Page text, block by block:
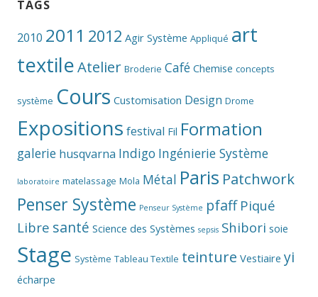
TAGS
2010 2011 2012 Agir Système Appliqué art
textileAtelier Broderie Café Chemise concepts
système Cours Customisation Design Drome
Expositions festival Fil Formation
galerie husqvarna Indigo Ingénierie Système
laboratoire matelassage Mola Métal Paris Patchwork
Penser Système Penseur Système pfaff Piqué
Libre santé Science des Systèmes sepsis Shibori soie
Stage Système Tableau Textile teinture Vestiaire yi
écharpe